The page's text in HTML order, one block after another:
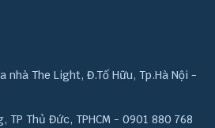
nhà The Light, Đ.Tố Hữu, Tp.Hà Nội -
TP Thủ Đức, TPHCM - 0901 880 768